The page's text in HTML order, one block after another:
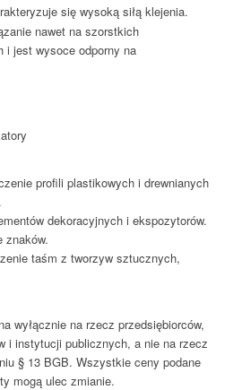
się wysoką siłą klejenia.
nawet na szorstkich
i jest wysoce odporny na
profili plastikowych i drewnianych
dekoracyjnych i ekspozytorów.
znaków.
taśm z tworzyw sztucznych,
wyłącznie na rzecz przedsiębiorców,
i instytucji publicznych, a nie na rzecz
§ 13 BGB. Wszystkie ceny podane
mogą ulec zmianie.